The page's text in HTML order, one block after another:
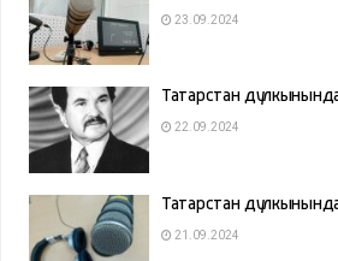
23.09.2024
Татарстан
22.09.2024
Татарстан
21.09.2024